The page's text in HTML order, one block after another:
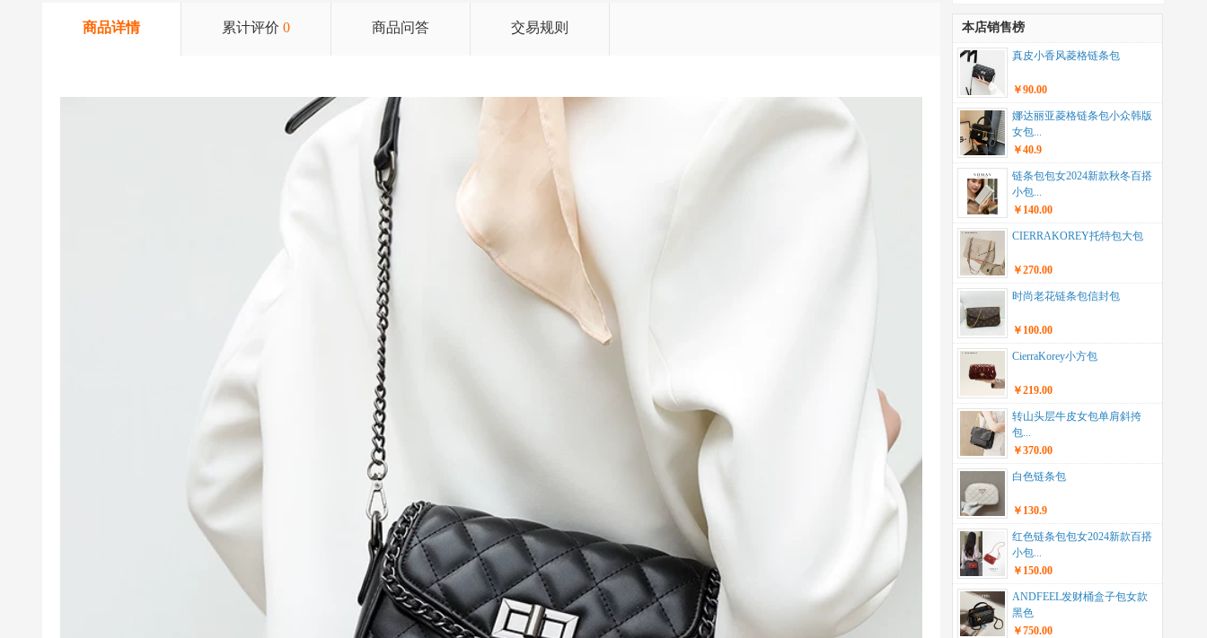
商品详情 累计评价 0 商品问答 交易规则 本店销售榜
真皮小香风菱格链条包
￥90.00
娜达丽亚菱格链条包小众韩版
女包...
￥40.9
链条包包女2024新款秋冬百搭
小包...
￥140.00
CIERRAKOREY托特包大包
￥270.00
时尚老花链条包信封包
￥100.00
CierraKorey小方包
￥219.00
转山头层牛皮女包单肩斜挎
包...
￥370.00
白色链条包
￥130.9
红色链条包包女2024新款百搭
小包...
￥150.00
ANDFEEL发财桶盒子包女款
黑色
￥750.00